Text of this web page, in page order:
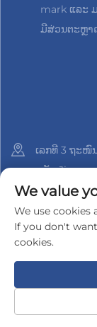
mark ແລະ
ມີສ່ວນຕະຫຼາ
ເລກທີ 3 ຖະໜົ
ຫວັດ
+86-
[email
ລິขະສິດ © 2025 າງຊູ
ຄວາມເປັນສ່ວນຕົວ
We value
We use cookies
If you don't
cookies.